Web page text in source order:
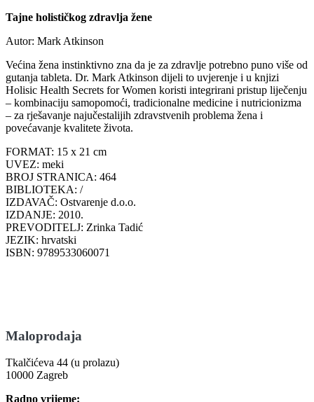
Tajne holističkog zdravlja žene
Autor: Mark Atkinson
Većina žena instinktivno zna da je za zdravlje potrebno puno više od
gutanja tableta. Dr. Mark Atkinson dijeli to uvjerenje i u knjizi
Holisic Health Secrets for Women koristi integrirani pristup liječenju
– kombinaciju samopomoći, tradicionalne medicine i nutricionizma
– za rješavanje najučestalijih zdravstvenih problema žena i
povećavanje kvalitete života.
FORMAT: 15 x 21 cm
UVEZ: meki
BROJ STRANICA: 464
BIBLIOTEKA: /
IZDAVAČ: Ostvarenje d.o.o.
IZDANJE: 2010.
PREVODITELJ: Zrinka Tadić
JEZIK: hrvatski
ISBN: 9789533060071
Maloprodaja
Tkalčićeva 44 (u prolazu)
10000 Zagreb
Radno vrijeme: